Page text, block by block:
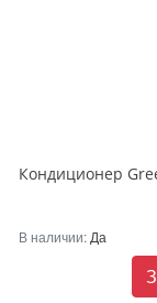
Кондиционер
В наличии: Да